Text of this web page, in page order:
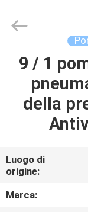
CASA
PRODOTTI
CHI
SIAMO
Machinery
Reserved.9 / 1
della
Luogo di
origine:
Marca: